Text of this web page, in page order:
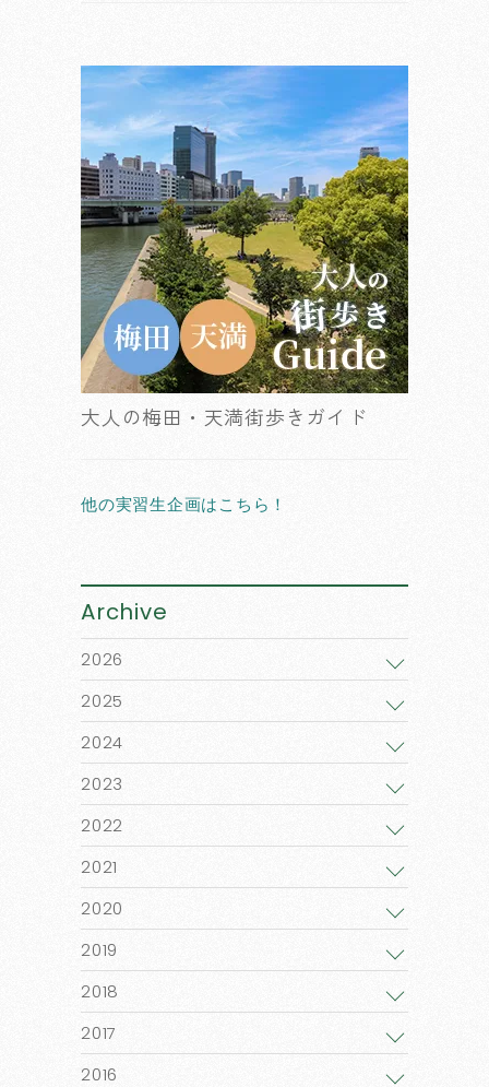
大人の梅田・天満街歩きガイド
他の実習生企画はこちら！
Archive
2026
2025
2024
2023
2022
2021
2020
2019
2018
2017
2016